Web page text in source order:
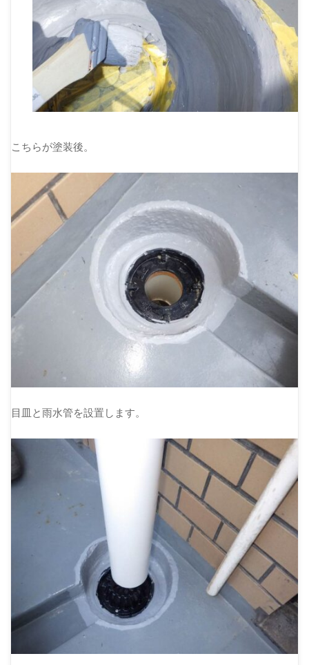
こちらが塗装後。
目皿と雨水管を設置します。